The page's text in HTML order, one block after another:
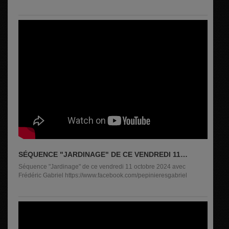
SÉQUENCE "JARDINAGE" DE CE VENDREDI 11
OCTOBRE 2024 AVEC FRÉDÉRIC GABRIEL
Séquence "Jardinage" de ce vendredi 11 octobre 2024 avec
Frédéric Gabriel https://www.facebook.com/pepinieresgabriel